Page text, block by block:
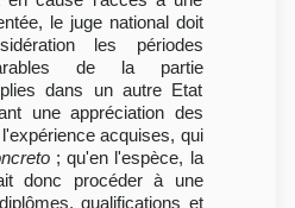
le juge national doit
les périodes
de la partie
dans un autre Etat
une appréciation des
acquises, qui
; qu'en l'espèce, la
donc procéder à une
qualifications et